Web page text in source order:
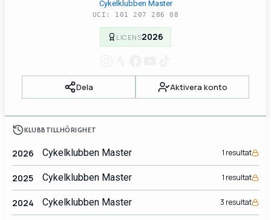
Cykelklubben Master
UCI: 101 207 286 08
LICENS2026
Dela Aktivera konto
KLUBBTILLHÖRIGHET
2026 Cykelklubben Master 1 resultat
2025 Cykelklubben Master 1 resultat
2024 Cykelklubben Master 3 resultat